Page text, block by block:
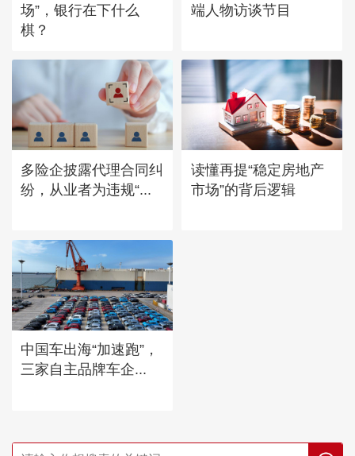
场”，银行在下什么
棋？
端人物访谈节目
多险企披露代理合同纠
纷，从业者为违规“...
读懂再提“稳定房地产
市场”的背后逻辑
中国车出海“加速跑”，
三家自主品牌车企...